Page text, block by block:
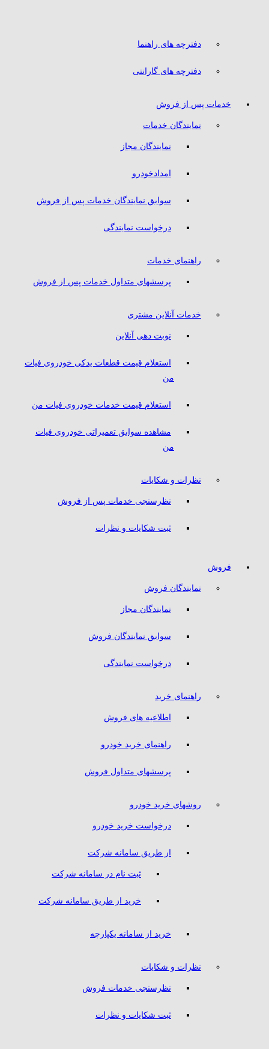
دفترچه های راهنما
دفترچه های گارانتی
خدمات پس از فروش
نمایندگان خدمات
نمایندگان مجاز
امدادخودرو
سوابق نمایندگان خدمات پس از فروش
درخواست نمایندگی
راهنمای خدمات
پرسشهای متداول خدمات پس از فروش
خدمات آنلاین مشتری
نوبت دهی آنلاین
استعلام قیمت قطعات یدکی خودروی فیات
من
استعلام قیمت خدمات خودروی فیات من
مشاهده سوابق تعمیراتی خودروی فیات
من
نظرات و شکایات
نظرسنجی خدمات پس از فروش
ثبت شکایات و نظرات
فروش
نمایندگان فروش
نمایندگان مجاز
سوابق نمایندگان فروش
درخواست نمایندگی
راهنمای خرید
اطلاعیه های فروش
راهنمای خرید خودرو
پرسشهای متداول فروش
روشهای خرید خودرو
درخواست خرید خودرو
از طریق سامانه شرکت
ثبت نام در سامانه شرکت
خرید از طریق سامانه شرکت
خرید از سامانه یکپارچه
نظرات و شکایات
نظرسنجی خدمات فروش
ثبت شکایات و نظرات